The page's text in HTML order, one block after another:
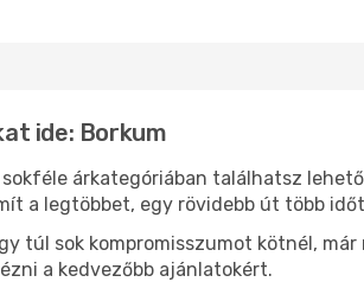
ide: Borkum
árkategóriában találhatsz
a legtöbbet, egy rövidebb út több
túl sok kompromisszumot kötnél,
a kedvezőbb ajánlatokért.